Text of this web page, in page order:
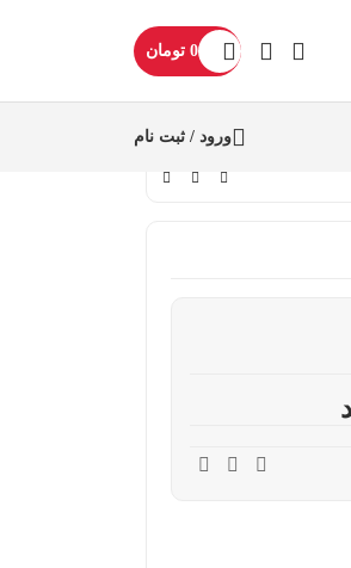
0 تومان
ورود / ثبت نام